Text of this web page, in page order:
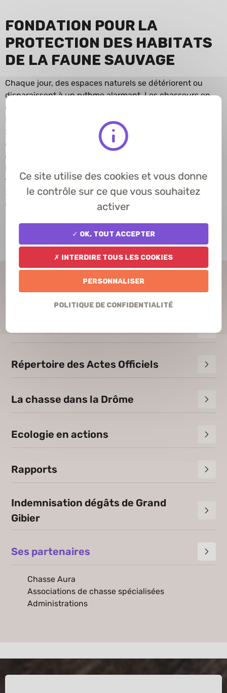
Fondation pour la
Protection des Habitats
de la Faune Sauvage
Chaque jour, des espaces naturels se détériorent ou
disparaissent à un rythme alarmant. Les chasseurs en
ont pris conscience depuis longtemps en créant La
Fondation pour la Protection des Habitats de la Faune
Sauvage. Reconnue d’utilité publique en 1983, elle est
devenue un acteur incontournable de cet immense
chantier qu’est la protection de l’environnement et de la
territoires dans un but conservatoire.
220 sites dans 64 départements représentant près de 6
000 Ha.
pour la Protection des Habitats de la Faune
Son organisation
Répertoire des Actes Officiels
La chasse dans la Drôme
Ecologie en actions
Rapports
Indemnisation dégâts de Grand
Gibier
Ses partenaires
Chasse Aura
Associations de chasse spécialisées
Administrations
Ce site utilise des cookies et vous donne
le contrôle sur ce que vous souhaitez
activer
✓ OK, tout accepter
✗ Interdire tous les cookies
Personnaliser
Politique de confidentialité